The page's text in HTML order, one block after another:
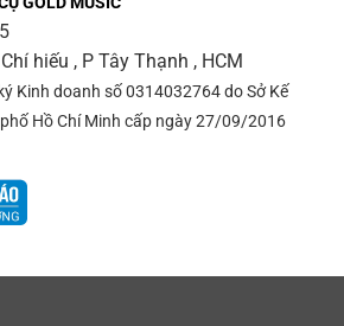
hiếu , P Tây Thạnh , HCM
Kinh doanh số 0314032764 do Sở Kế
Hồ Chí Minh cấp ngày 27/09/2016